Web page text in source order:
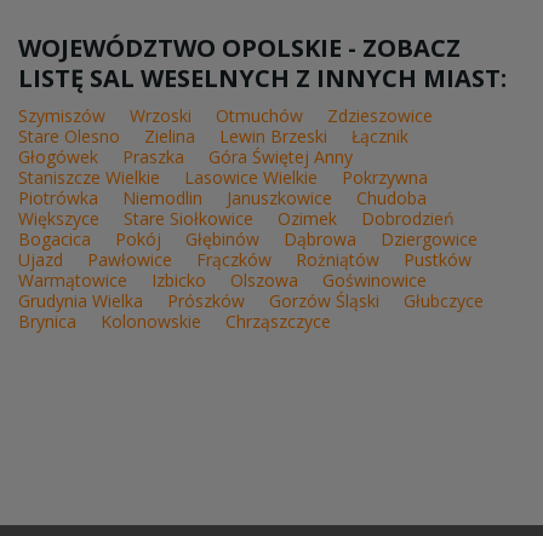
WOJEWÓDZTWO OPOLSKIE - ZOBACZ
LISTĘ SAL WESELNYCH Z INNYCH MIAST:
Szymiszów Wrzoski Otmuchów
Zdzieszowice
Stare Olesno
Zielina Lewin Brzeski
Łącznik
Głogówek
Praszka
Góra Świętej Anny
Staniszcze Wielkie
Lasowice Wielkie
Pokrzywna
Piotrówka
Niemodlin Januszkowice
Chudoba
Większyce
Stare Siołkowice Ozimek
Dobrodzień
Bogacica
Pokój Głębinów Dąbrowa
Dziergowice
Ujazd
Pawłowice Frączków Rożniątów
Pustków
Warmątowice
Izbicko Olszowa
Goświnowice
Grudynia Wielka
Prószków Gorzów Śląski
Głubczyce
Brynica
Kolonowskie Chrząszczyce